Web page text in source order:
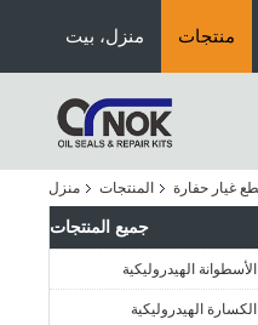
منزل، بيت منتجات
منزل المنتجات غيار حفارة
جميع المنتجات
الهيدروليكية
الهيدروليكية